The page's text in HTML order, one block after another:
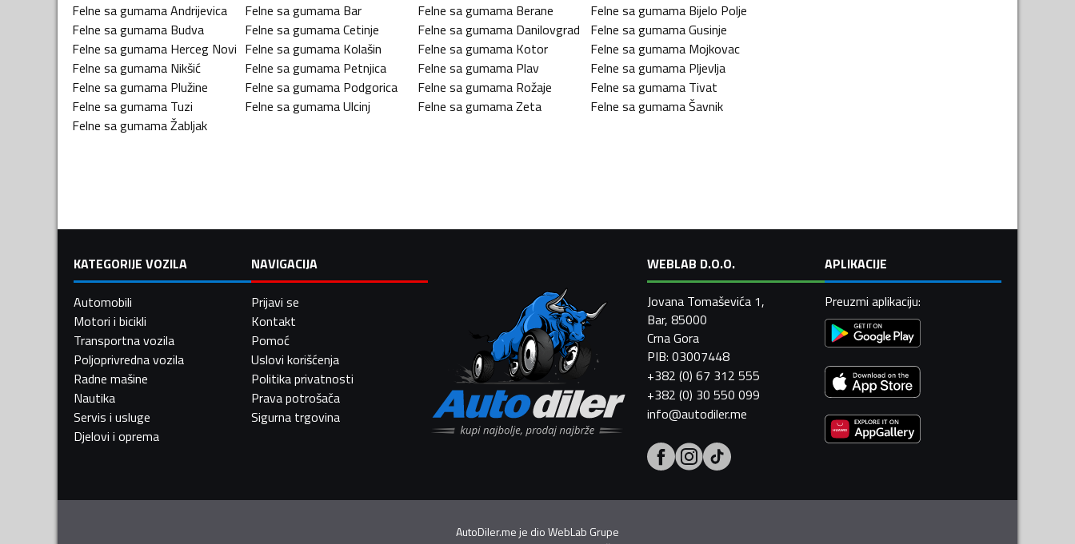
Felne sa gumamaAndrijevica Felne sa gumama Bar Felne sa gumama Berane Felne sa gumama Bijelo Polje
Felne sa gumama Budva Felne sa gumamaCetinje Felne sa gumama Danilovgrad Felne sa gumamaGusinje
Felne sa gumama Herceg Novi Felne sa gumama Kolašin Felne sa gumama Kotor Felne sa gumama Mojkovac
Felne sa gumama Nikšić Felne sa gumama Petnjica Felne sa gumama Plav Felne sa gumama Pljevlja
Felne sa gumama Plužine Felne sa gumama Podgorica Felne sa gumama Rožaje Felne sa gumama Tivat
Felne sa gumama Tuzi Felne sa gumamaUlcinj Felne sa gumamaZeta Felne sa gumamaŠavnik
Felne sa gumamaŽabljak
KATEGORIJE VOZILA
Automobili
Motori i bicikli
Transportna vozila
Poljoprivredna vozila
Radne mašine
Nautika
Servis i usluge
Djelovi i oprema
NAVIGACIJA
Prijavi se
Kontakt
Pomoć
Uslovi korišćenja
Politika privatnosti
Prava potrošača
Sigurna trgovina
WEBLAB D.O.O.
Jovana Tomaševića 1,
Bar, 85000
Crna Gora
PIB: 03007448
+382 (0) 67 312 555
+382 (0) 30 550 099
info@autodiler.me
APLIKACIJE
Preuzmi aplikaciju:
AutoDiler.me je dioWebLab Grupe